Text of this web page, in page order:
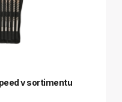
v sortimentu